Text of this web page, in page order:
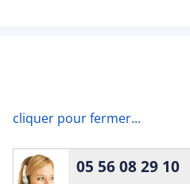
cliquer pour fermer...
05 56 08 29 10